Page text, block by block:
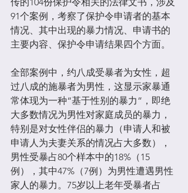
91个案例，考察了保护令申请者的基本
情况、其中出现的暴力情况、申请书的
主要内容、保护令申请结果四个方面。
全部案例中，约八成受暴者为女性，超
过八成的施暴者为男性，这显示家暴通
常体现为一种“基于性别的暴力”，即绝
大多数情况为男性对家庭成员的暴力，
特别是对女性伴侣的暴力（申请人和被
申请人为夫妻关系的情况占大多数），
男性受暴占80个样本中的18%（15
例），其中47%（7例）为男性遭遇男性
家人的暴力。75岁以上老年受暴者占